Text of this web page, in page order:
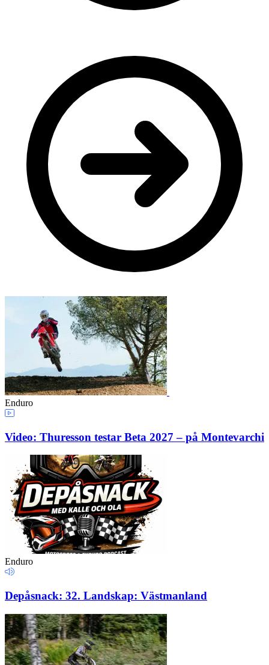
Enduro
Video: Thuresson testar Beta 2027 – på Montevarchi
Enduro
Depåsnack: 32. Landskap: Västmanland